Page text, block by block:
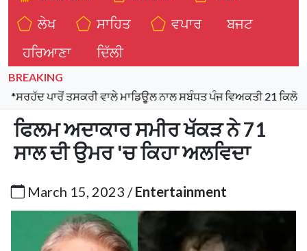
ਲੇਖ
ਸਾਹਿਤ ਵਪਾਰ
ਬਜਟ
ਹਰਿਆਣਾ
ਦਿੱਲੀ
BREAKING
ਤਸਕਰੀ ਵਾਲੇ ਮਾਡਿਊਲ ਨਾਲ ਸਬੰਧਤ ਪੰਜ ਵਿਅਕਤੀ 21 ਕਿਲੋ ਹੈਰੋਇਨ,
ਫਿਲਮ ਅਦਾਕਾਰ ਸਮੀਰ ਖੱਕੜ ਨੇ 71
ਸਾਲ ਦੀ ਉਮਰ 'ਚ ਕਿਹਾ ਅਲਵਿਦਾ
March 15, 2023 /Entertainment